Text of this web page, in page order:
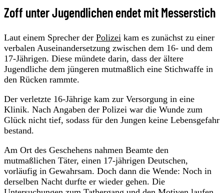
Zoff unter Jugendlichen endet mit Messerstich
Laut einem Sprecher der Polizei kam es zunächst zu einer
verbalen Auseinandersetzung zwischen dem 16- und dem
17-Jährigen. Diese mündete darin, dass der ältere
Jugendliche dem jüngeren mutmaßlich eine Stichwaffe in
den Rücken rammte.
Der verletzte 16-Jährige kam zur Versorgung in eine
Klinik. Nach Angaben der Polizei war die Wunde zum
Glück nicht tief, sodass für den Jungen keine Lebensgefahr
bestand.
Am Ort des Geschehens nahmen Beamte den
mutmaßlichen Täter, einen 17-jährigen Deutschen,
vorläufig in Gewahrsam. Doch dann die Wende: Noch in
derselben Nacht durfte er wieder gehen. Die